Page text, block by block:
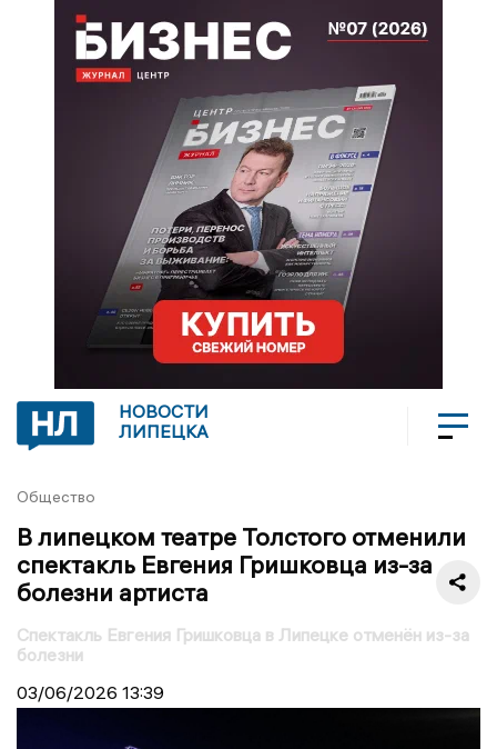
НОВОСТИ
ЛИПЕЦКА
Общество
В липецком театре Толстого отменили
спектакль Евгения Гришковца из-за
болезни артиста
Спектакль Евгения Гришковца в Липецке отменён из-за
болезни
03/06/2026 13:39